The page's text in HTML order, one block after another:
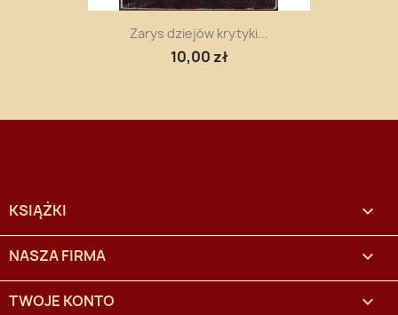
Zarys dziejów krytyki...
10,00 zł
KSIĄŻKI 
NASZA FIRMA 
TWOJE KONTO 